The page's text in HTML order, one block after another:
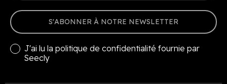
S'ABONNER À NOTRE NEWSLETTER
J'ai lu la politique de confidentialité fournie par
Seecly